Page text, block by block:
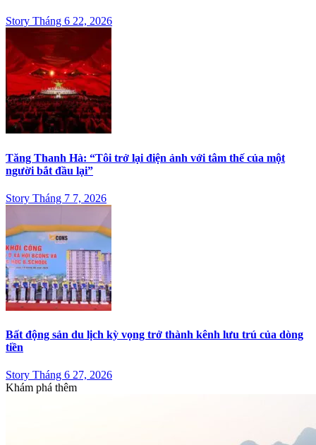
Story Tháng 6 22, 2026
Tăng Thanh Hà: “Tôi trở lại điện ảnh với tâm thế của một
người bắt đầu lại”
Story Tháng 7 7, 2026
Bất động sản du lịch kỳ vọng trở thành kênh lưu trú của dòng
tiền
Story Tháng 6 27, 2026
Khám phá thêm